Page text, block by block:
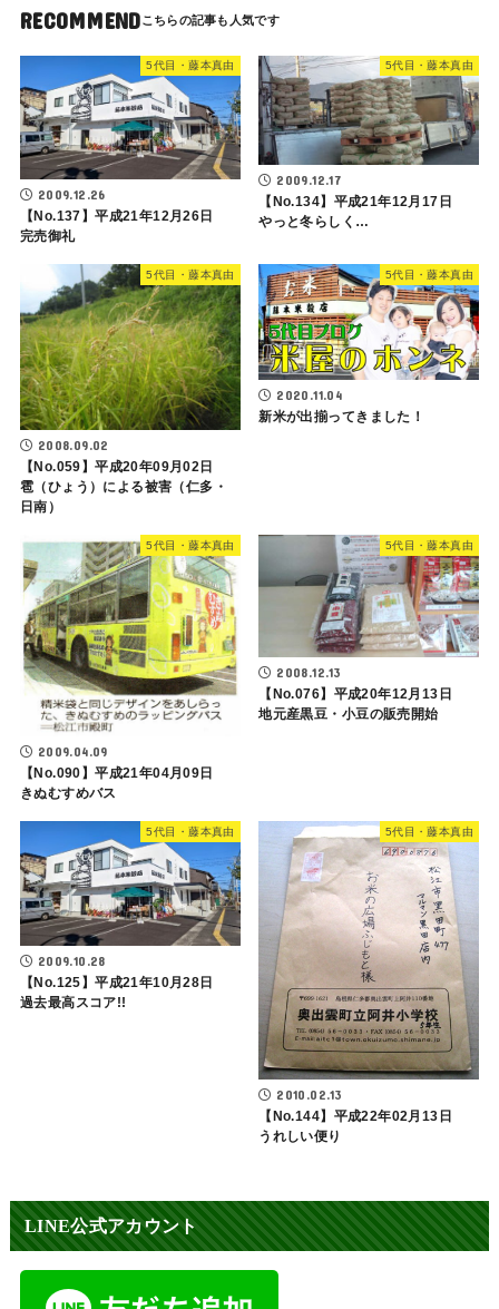
RECOMMEND
5代目・藤本真由
2009.12.26
【No.137】平成21年12月26日
完売御礼
5代目・藤本真由
2009.12.17
【No.134】平成21年12月17日
やっと冬らしく…
5代目・藤本真由
2008.09.02
【No.059】平成20年09月02日
雹（ひょう）による被害（仁多・
日南）
5代目・藤本真由
2020.11.04
新米が出揃ってきました！
5代目・藤本真由
2009.04.09
【No.090】平成21年04月09日
きぬむすめバス
5代目・藤本真由
2008.12.13
【No.076】平成20年12月13日
地元産黒豆・小豆の販売開始
5代目・藤本真由
2009.10.28
【No.125】平成21年10月28日
過去最高スコア!!
5代目・藤本真由
2010.02.13
【No.144】平成22年02月13日
うれしい便り
LINE公式アカウント